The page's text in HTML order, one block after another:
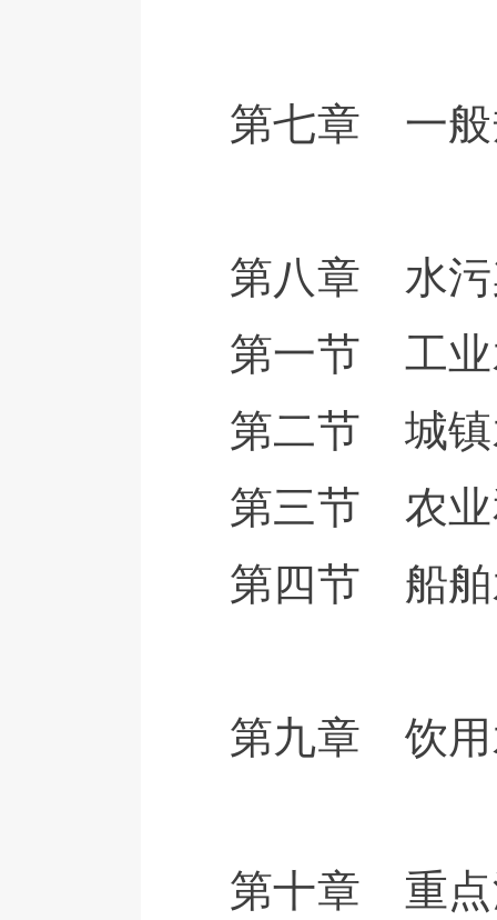
第七章 一般
第八章 水污
第一节 工业
第二节 城镇
第三节 农业
第四节 船舶
第九章 饮用
第十章 重点